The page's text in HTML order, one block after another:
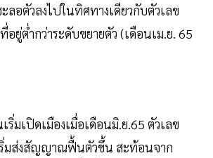
ลอตัวลงไปในทิศทางเดียวกับตัวเลข
อยู่ต่ำกว่าระดับขยายตัว (เดือนเม.ย. 65
ริ่มเปิดเมืองเมื่อเดือนมิ.ย.65 ตัวเลข
ริ่มส่งสัญญาณฟื้นตัวขึ้น สะท้อนจาก